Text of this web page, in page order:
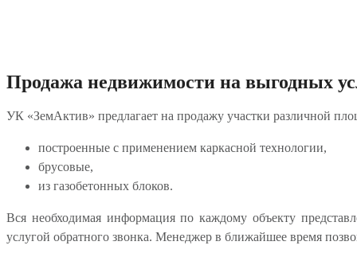
Продажа недвижимости на выгодных
УК «ЗемАктив» предлагает на продажу участки различной
построенные с применением каркасной технологии,
брусовые,
из газобетонных блоков.
Вся необходимая информация по каждому объекту
услугой обратного звонка. Менеджер в ближайшее время